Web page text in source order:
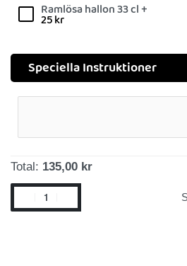
Ramlösa hallon 33 cl +
25kr
Speciella Instruktioner
Total: 135,00 kr